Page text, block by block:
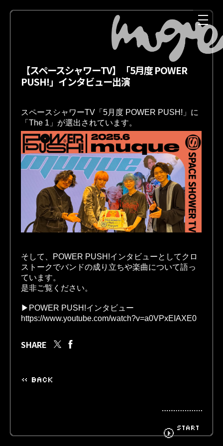
NEWS MEDIA
LIVE DISCOGRAPHY
BIOGRAPHY GOODS
FANCLUB CONTACT
START
【スペースシャワーTV】「5月度 POWER
PUSH!」インタビュー出演
スペースシャワーTV「5月度 POWER PUSH!」に
そして、POWER PUSH!インタビューとしてクロ
ストークでバンドの成り立ちや楽曲について語っ
ています。
是非ご覧ください。
https://www.youtube.com/watch?v=a0VPxEIAXE0
SHARE
« BACK